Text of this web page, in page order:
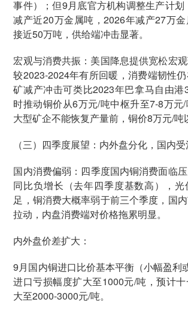
事件）；但9月底官方机构调整生产计
减产近20万金属吨，2026年减产27万
接近50万吨，供给端冲击显著。
宏观与消费共振：美国降息提供宽松宏
较2023-2024年有所回暖，消费端韧性
矿减产冲击可类比2023年巴拿马自由港
时推动铜价从6万元/吨中枢升至7-8万元
大型矿企不能恢复产量前，铜价8万元/吨
（三）四季度展望：内外盘分化，国内
国内消费偏弱：四季度国内铜消费面临
同比负增长（去年四季度基数高），
足，铜消费大概率弱于前三个季度，国
拉动，内盘消费端对价格拖累明显。
内外盘价差扩大：
9月国内铜进口比价基本平衡（小幅盈利
进口亏损幅度扩大至1000元/吨，预计
大至2000-3000元/吨。